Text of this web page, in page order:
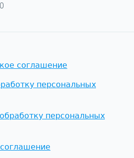
соглашение
персональных
персональных